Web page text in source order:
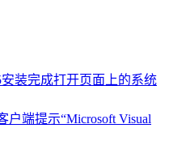
装完成打开页面上的系统
户端提示“Microsoft Visual